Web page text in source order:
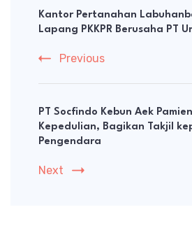
Navigation
Kantor Pertanahan
Lapang PKKPR Berusaha PT
Previous
PT Socfindo Kebun Aek
Kepedulian, Bagikan Takjil
Pengendara
Next